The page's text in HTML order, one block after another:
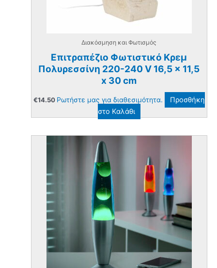
Διακόσμηση και Φωτισμός
Επιτραπέζιο Φωτιστικό Κρεμ
Πολυρεσσίνη 220-240 V 16,5 x 11,5
x 30 cm
€14.50 Ρωτήστε μας για διαθεσιμότητα.
Προσθήκη
στο Καλάθι